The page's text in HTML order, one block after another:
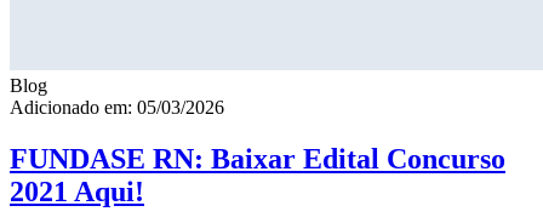
Blog
Adicionado em: 05/03/2026
FUNDASE RN: Baixar Edital Concurso
2021 Aqui!